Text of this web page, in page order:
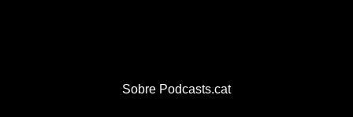
Sobre Podcasts.cat